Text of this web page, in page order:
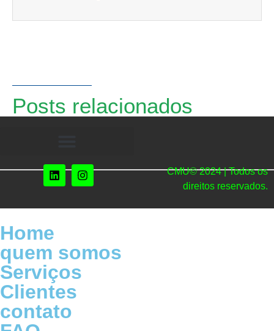
Posts relacionados
CMU© 2024 | Todos os
direitos reservados.
Home
quem somos
Serviços
Clientes
contato